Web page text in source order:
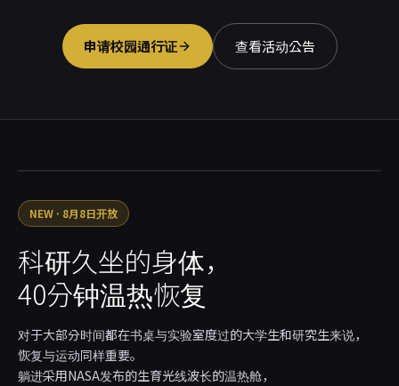
申请校园通行证 查看活动公告
NEW · 8月8日开放
科研久坐的身体，
40分钟温热恢复
对于大部分时间都在书桌与实验室度过的大学生和研究生来说，
恢复与运动同样重要。
躺进采用NASA发布的生育光线波长的温热舱，